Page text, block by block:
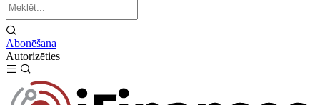
Abonēšana
Autorizēties